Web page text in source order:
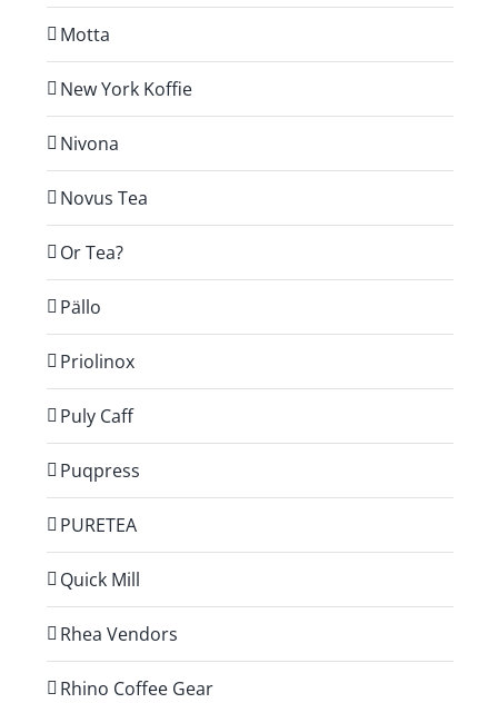
Motta
New York Koffie
Nivona
Novus Tea
Or Tea?
Pällo
Priolinox
Puly Caff
Puqpress
PURETEA
Quick Mill
Rhea Vendors
Rhino Coffee Gear